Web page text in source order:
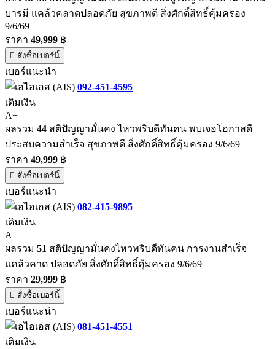
บารมี แคล้วคลาดปลอดภัย สุขภาพดี สิ่งศักดิ์สิทธิ์คุ้มครอง
9/6/69
ราคา 49,999 ฿
สั่งซื้อเบอร์นี้
เบอร์แนะนำ
092-451-4595
เติมเงิน
A+
ผลรวม 44 สติปัญญามั่นคง ไหวพริบดีทันคน พบเจอโอกาสดี
ประสบความสำเร็จ สุขภาพดี สิ่งศักดิ์สิทธิ์คุ้มครอง 9/6/69
ราคา 49,999 ฿
สั่งซื้อเบอร์นี้
เบอร์แนะนำ
082-415-9895
เติมเงิน
A+
ผลรวม 51 สติปัญญามั่นคงไหวพริบดีทันคน การงานสำเร็จ
แคล้วคาด ปลอดภัย สิ่งศักดิ์สิทธิ์คุ้มครอง 9/6/69
ราคา 29,999 ฿
สั่งซื้อเบอร์นี้
เบอร์แนะนำ
081-451-4551
เติมเงิน